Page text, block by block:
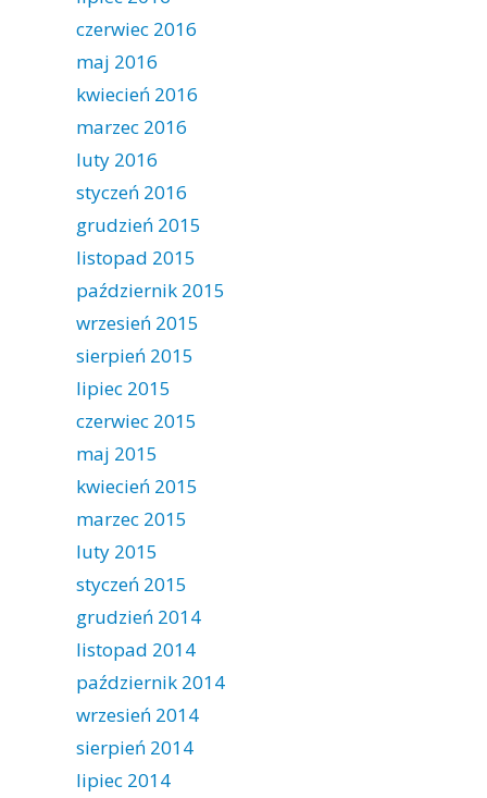
czerwiec 2016
maj 2016
kwiecień 2016
marzec 2016
luty 2016
styczeń 2016
grudzień 2015
listopad 2015
październik 2015
wrzesień 2015
sierpień 2015
lipiec 2015
czerwiec 2015
maj 2015
kwiecień 2015
marzec 2015
luty 2015
styczeń 2015
grudzień 2014
listopad 2014
październik 2014
wrzesień 2014
sierpień 2014
lipiec 2014